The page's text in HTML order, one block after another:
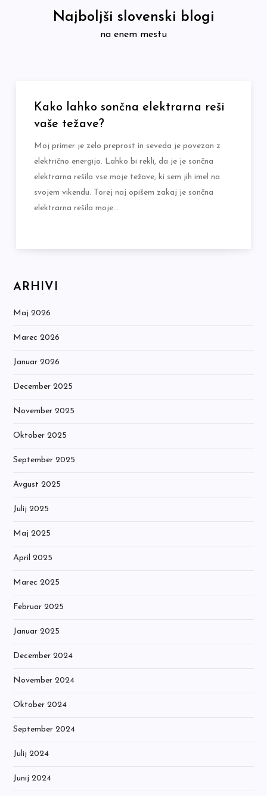
Najboljši slovenski blogi
na enem mestu
Kako lahko sončna elektrarna reši
vaše težave?
Moj primer je zelo preprost in seveda je povezan z
električno energijo. Lahko bi rekli, da je je sončna
elektrarna rešila vse moje težave, ki sem jih imel na
svojem vikendu. Torej naj opišem zakaj je sončna
elektrarna rešila moje…
ARHIVI
Maj 2026
Marec 2026
Januar 2026
December 2025
November 2025
Oktober 2025
September 2025
Avgust 2025
Julij 2025
Maj 2025
April 2025
Marec 2025
Februar 2025
Januar 2025
December 2024
November 2024
Oktober 2024
September 2024
Julij 2024
Junij 2024